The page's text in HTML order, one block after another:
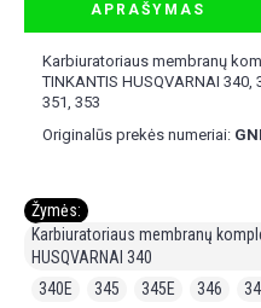
APRAŠYMAS
Karbiuratoriaus membranų
TINKANTIS HUSQVARNAI 340,
351, 353
Originalūs prekės numeriai:
Žymės:
Karbiuratoriaus membranų
HUSQVARNAI 340
340E 345 345E 346